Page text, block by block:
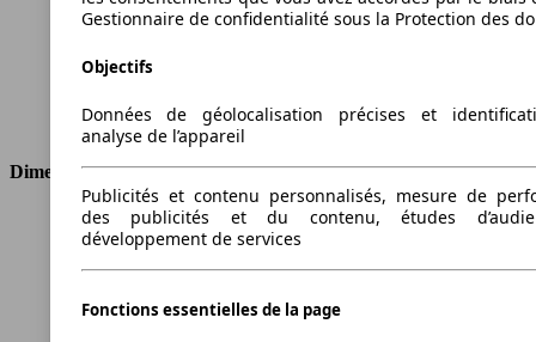
Cylindrée
1499 ccm
Cylindres
Type de traction
Traction avant
Dimensions
Longueur
4040 mm
Hauteur
Largeur
1783 mm
Empattement
Gestionnaire de confidentialité sous la Protection des
Objectifs
Données de géolocalisation précises et
analyse de l’appareil
Publicités et contenu personnalisés, mesure de
des publicités et du contenu, études
développement de services
Fonctions essentielles de la page